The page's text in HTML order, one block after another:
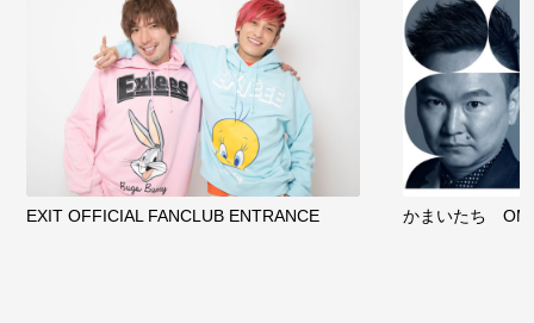
EXIT OFFICIAL FANCLUB ENTRANCE かまいたち